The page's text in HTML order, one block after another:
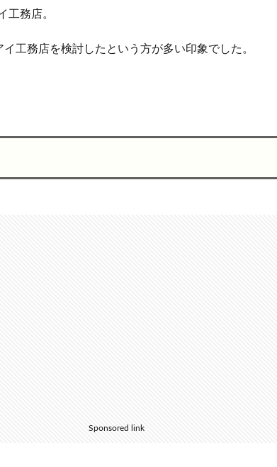
工務店。
工務店を検討したという方が多い印象でした。
Sponsored link